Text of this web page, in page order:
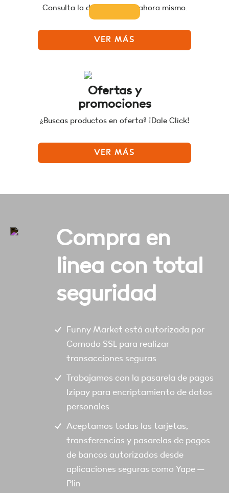
Consulta la disponibilidad ahora mismo.
VER MÁS
Ofertas y
promociones
¿Buscas productos en oferta? ¡Dale Click!
VER MÁS
Compra en
linea con total
seguridad
Funny Market está autorizada por
Comodo SSL para realizar
transacciones seguras
Trabajamos con la pasarela de pagos
Izipay para encriptamiento de datos
personales
Aceptamos todas las tarjetas,
transferencias y pasarelas de pagos
de bancos autorizados desde
aplicaciones seguras como Yape –
Plin